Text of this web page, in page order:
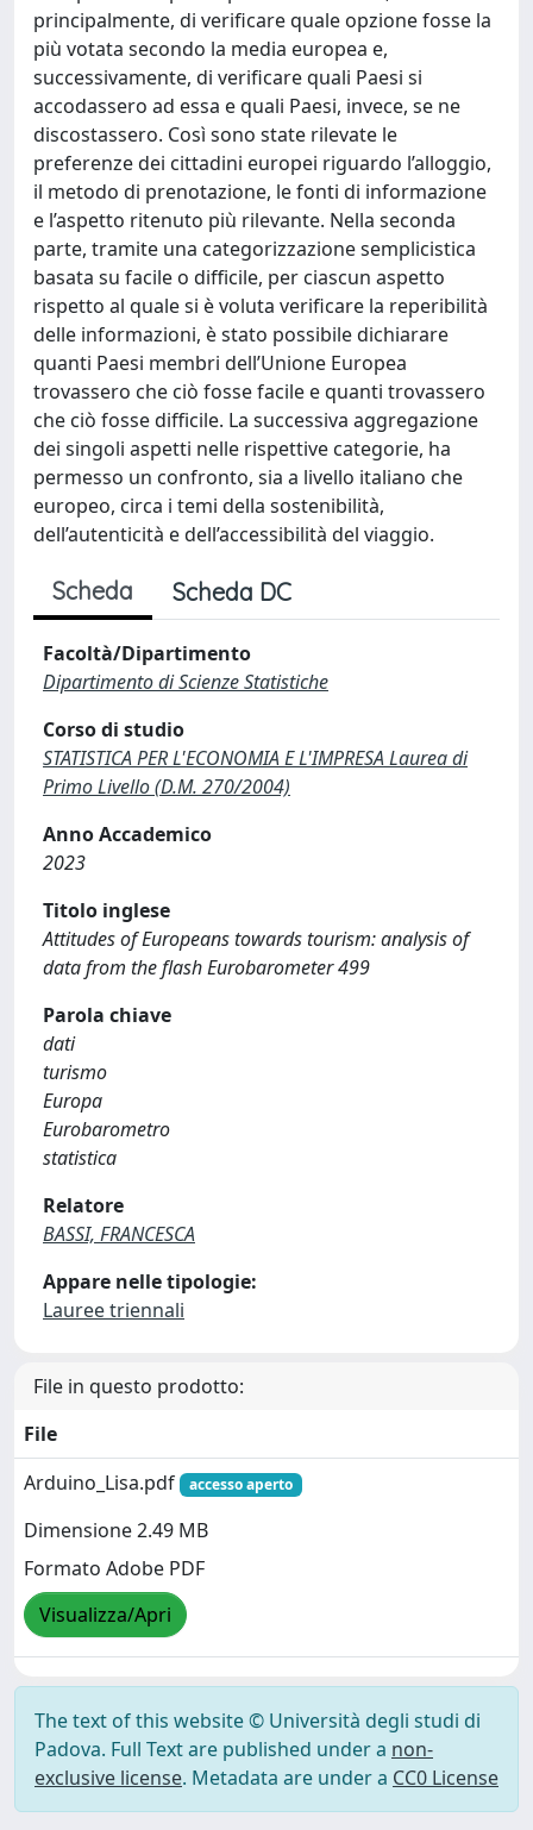
principalmente, di verificare quale opzione fosse la
più votata secondo la media europea e,
successivamente, di verificare quali Paesi si
accodassero ad essa e quali Paesi, invece, se ne
discostassero. Così sono state rilevate le
preferenze dei cittadini europei riguardo l’alloggio,
il metodo di prenotazione, le fonti di informazione
e l’aspetto ritenuto più rilevante. Nella seconda
parte, tramite una categorizzazione semplicistica
basata su facile o difficile, per ciascun aspetto
rispetto al quale si è voluta verificare la reperibilità
delle informazioni, è stato possibile dichiarare
quanti Paesi membri dell’Unione Europea
trovassero che ciò fosse facile e quanti trovassero
che ciò fosse difficile. La successiva aggregazione
dei singoli aspetti nelle rispettive categorie, ha
permesso un confronto, sia a livello italiano che
europeo, circa i temi della sostenibilità,
dell’autenticità e dell’accessibilità del viaggio.
Scheda Scheda DC
Facoltà/Dipartimento
Dipartimento di Scienze Statistiche
Corso di studio
STATISTICA PER L'ECONOMIA E L'IMPRESA Laurea di
Primo Livello (D.M. 270/2004)
Anno Accademico
2023
Titolo inglese
Attitudes of Europeans towards tourism: analysis of
data from the flash Eurobarometer 499
Parola chiave
dati
turismo
Europa
Eurobarometro
statistica
Relatore
BASSI, FRANCESCA
Appare nelle tipologie:
Lauree triennali
File in questo prodotto:
File
Arduino_Lisa.pdf
accesso aperto
Dimensione 2.49 MB
Formato Adobe PDF
Visualizza/Apri
The text of this website © Università degli studi di
Padova. Full Text are published under a non-
exclusive license. Metadata are under a CC0 License